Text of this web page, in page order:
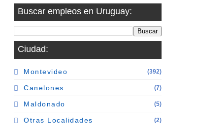
Buscar empleos en Uruguay:
Ciudad:
Montevideo (392)
Canelones (7)
Maldonado (5)
Otras Localidades (2)